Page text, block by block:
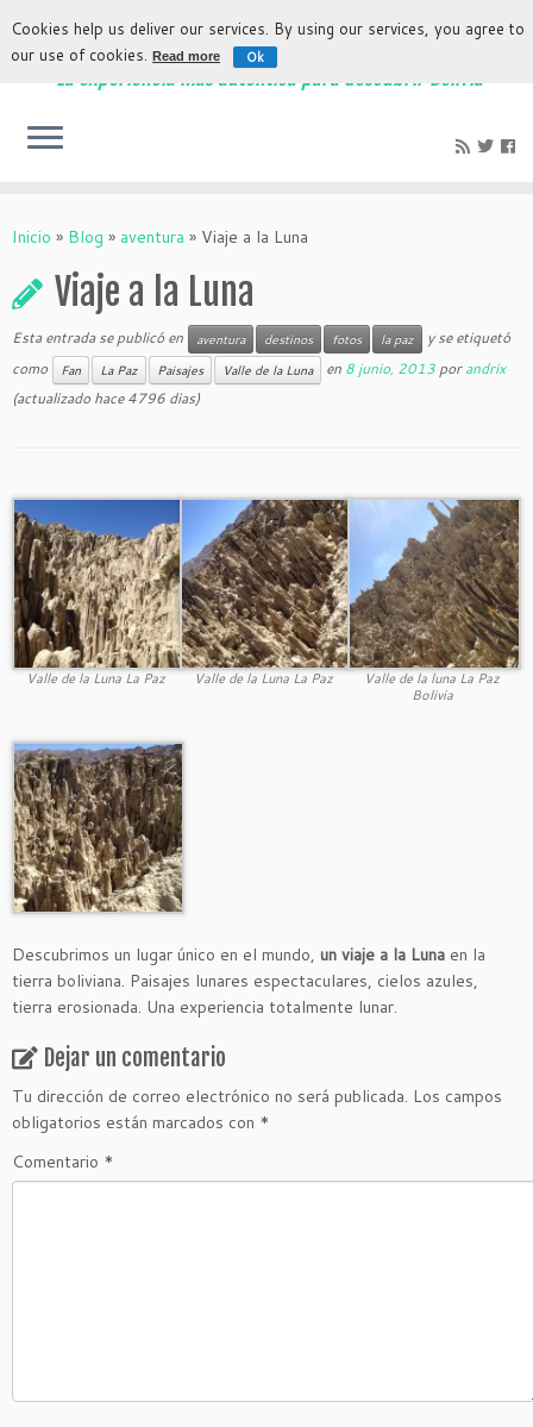
La experiencia más auténtica para descubrir Bolivia
Inicio » Blog » aventura » Viaje a la Luna
Viaje a la Luna
Esta entrada se publicó en aventura destinos fotos la paz
y se etiquetó
como
Fan La Paz Paisajes Valle de la Luna en 8 junio, 2013 porandrix
(actualizado hace 4796 dias)
Valle de la Luna La Paz Valle de la Luna La Paz
Valle de la luna La Paz
Bolivia
Descubrimos un lugar único en el mundo, un viaje a la Luna en la
tierra boliviana. Paisajes lunares espectaculares, cielos azules,
tierra erosionada. Una experiencia totalmente lunar.
Dejar un comentario
Tu dirección de correo electrónico no será publicada. Los campos
obligatorios están marcados con *
Comentario *
Cookies help us deliver our services. By using our services, you agree to
our use of cookies.Read more Ok